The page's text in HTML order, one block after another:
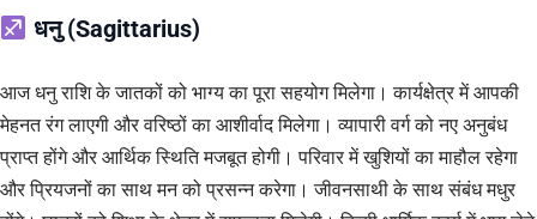
धनु (Sagittarius)
आज धनु राशि के जातकों को भाग्य का पूरा सहयोग मिलेगा। कार्यक्षेत्र में आपकी
मेहनत रंग लाएगी और वरिष्ठों का आशीर्वाद मिलेगा। व्यापारी वर्ग को नए अनुबंध
प्राप्त होंगे और आर्थिक स्थिति मजबूत होगी। परिवार में खुशियों का माहौल रहेगा
और प्रियजनों का साथ मन को प्रसन्न करेगा। जीवनसाथी के साथ संबंध मधुर